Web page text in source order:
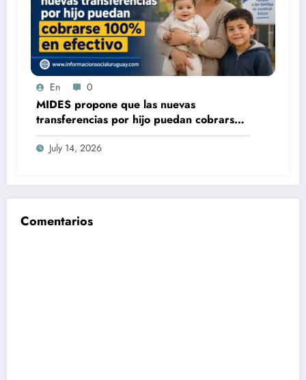
En 0
MIDES propone que las nuevas
transferencias por hijo puedan cobrarse
100% en efectivo: qué cambiaría desde
2027July 14, 2026
Comentarios